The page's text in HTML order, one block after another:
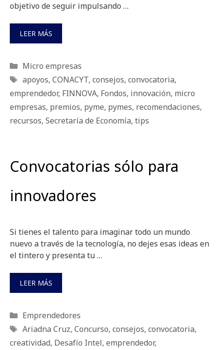
objetivo de seguir impulsando …
LEER MÁS
Categorías
Micro empresas
Etiquetas
apoyos, CONACYT, consejos, convocatoria,
emprendedor, FINNOVA, Fondos, innovación, micro
empresas, premios, pyme, pymes, recomendaciones,
recursos, Secretaría de Economía, tips
Convocatorias sólo para
innovadores
Si tienes el talento para imaginar todo un mundo
nuevo a través de la tecnología, no dejes esas ideas en
el tintero y presenta tu …
LEER MÁS
Categorías
Emprendedores
Etiquetas
Ariadna Cruz, Concurso, consejos, convocatoria,
creatividad, Desafío Intel, emprendedor,